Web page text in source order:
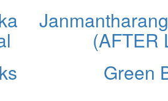
(AFTER
Green